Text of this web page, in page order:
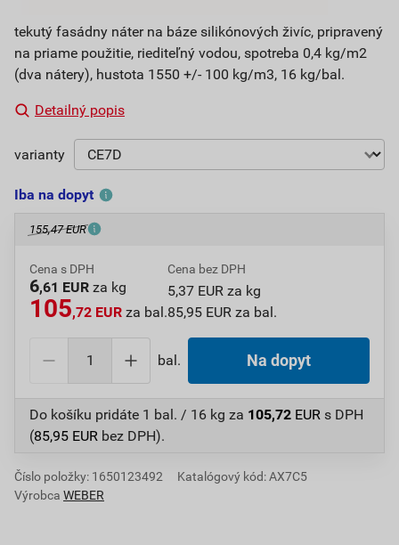
tekutý fasádny náter na báze silikónových živíc, pripravený
na priame použitie, riediteľný vodou, spotreba 0,4 kg/m2
(dva nátery), hustota 1550 +/- 100 kg/m3, 16 kg/bal.
Detailný popis
varianty
Iba na dopyt
155,47 EUR
Cena s DPH
6,61 EUR za kg
105,72 EUR za bal.
Cena bez DPH
5,37 EUR za kg
85,95 EUR za bal.
bal. Na dopyt
Do košíku pridáte 1 bal. / 16 kg za 105,72 EUR s DPH
(85,95 EUR bez DPH).
Číslo položky: 1650123492
Katalógový kód: AX7C5
Výrobca WEBER